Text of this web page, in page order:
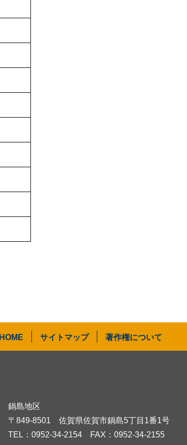
HOME サイトマップ 著作権について
鍋島地区
〒849-8501
佐賀県佐賀市鍋島5丁目1番1号
TEL： 0952-34-2154 FAX：0952-34-2155